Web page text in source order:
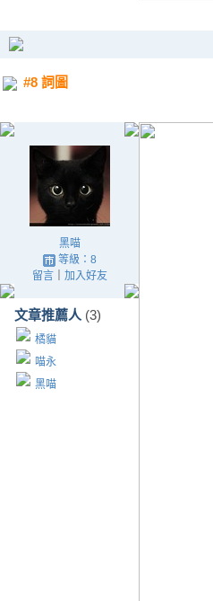
#8 詞圖
黑喵
等級：8
留言｜ 加入好友
文章推薦人 (3)
橘貓
喵永
黑喵